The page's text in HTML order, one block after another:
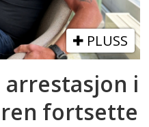
PLUSS
i
fortsette